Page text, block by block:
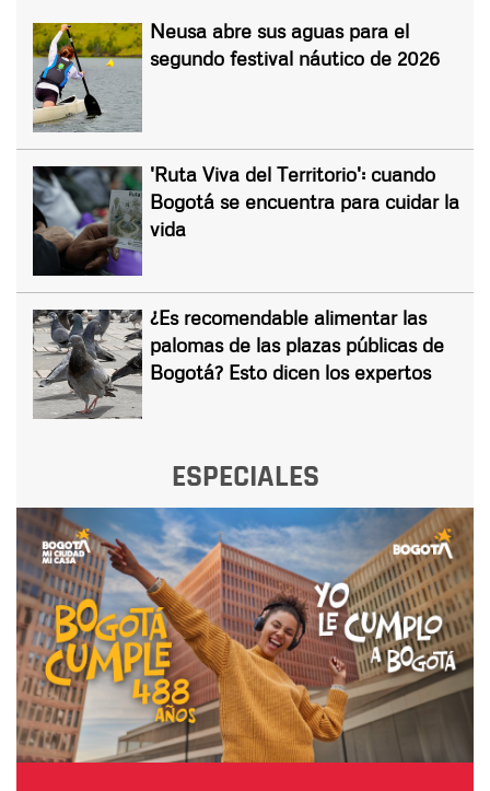
Neusa abre sus aguas para el
segundo festival náutico de 2026
'Ruta Viva del Territorio': cuando
Bogotá se encuentra para cuidar la
vida
¿Es recomendable alimentar las
palomas de las plazas públicas de
Bogotá? Esto dicen los expertos
ESPECIALES